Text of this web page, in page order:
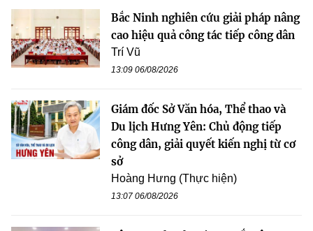
Bắc Ninh nghiên cứu giải pháp nâng
cao hiệu quả công tác tiếp công dân
Trí Vũ
13:09 06/08/2026
Giám đốc Sở Văn hóa, Thể thao và
Du lịch Hưng Yên: Chủ động tiếp
công dân, giải quyết kiến nghị từ cơ
sở
Hoàng Hưng (Thực hiện)
13:07 06/08/2026